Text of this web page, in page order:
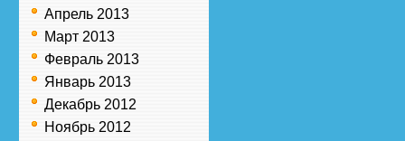
Апрель 2013
Март 2013
Февраль 2013
Январь 2013
Декабрь 2012
Ноябрь 2012